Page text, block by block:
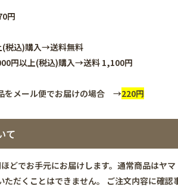
円
税込)購入→送料無料
円以上(税込)購入→送料 1,100円
をメール便でお届けの場合 →220円
て
どでお手元にお届けします。通常商品はヤ
ただくことはできません。 ご注文内容に確